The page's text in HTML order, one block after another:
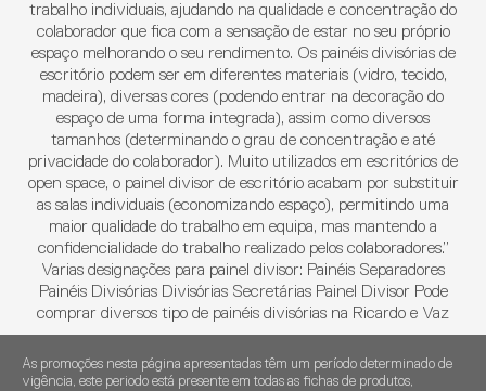
trabalho individuais, ajudando na qualidade e concentração do
colaborador que fica com a sensação de estar no seu próprio
espaço melhorando o seu rendimento. Os painéis divisórias de
escritório podem ser em diferentes materiais (vidro, tecido,
madeira), diversas cores (podendo entrar na decoração do
espaço de uma forma integrada), assim como diversos
tamanhos (determinando o grau de concentração e até
privacidade do colaborador). Muito utilizados em escritórios de
open space, o painel divisor de escritório acabam por substituir
as salas individuais (economizando espaço), permitindo uma
maior qualidade do trabalho em equipa, mas mantendo a
confidencialidade do trabalho realizado pelos colaboradores.”
Varias designações para painel divisor: Painéis Separadores
Painéis Divisórias Divisórias Secretárias Painel Divisor Pode
comprar diversos tipo de painéis divisórias na Ricardo e Vaz
As promoções nesta página apresentadas têm um período determinado de
vigência, este periodo está presente em todas as fichas de produtos,